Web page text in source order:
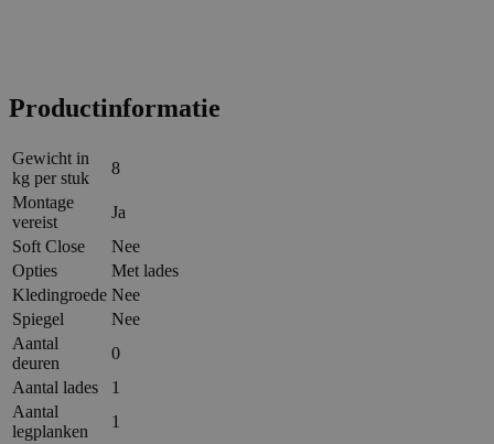
Productinformatie
Gewicht in
kg per stuk
8
Montage
vereist
Ja
Soft Close
Nee
Opties
Met lades
Kledingroede Nee
Spiegel
Nee
Aantal
deuren
0
Aantal lades
1
Aantal
legplanken
1